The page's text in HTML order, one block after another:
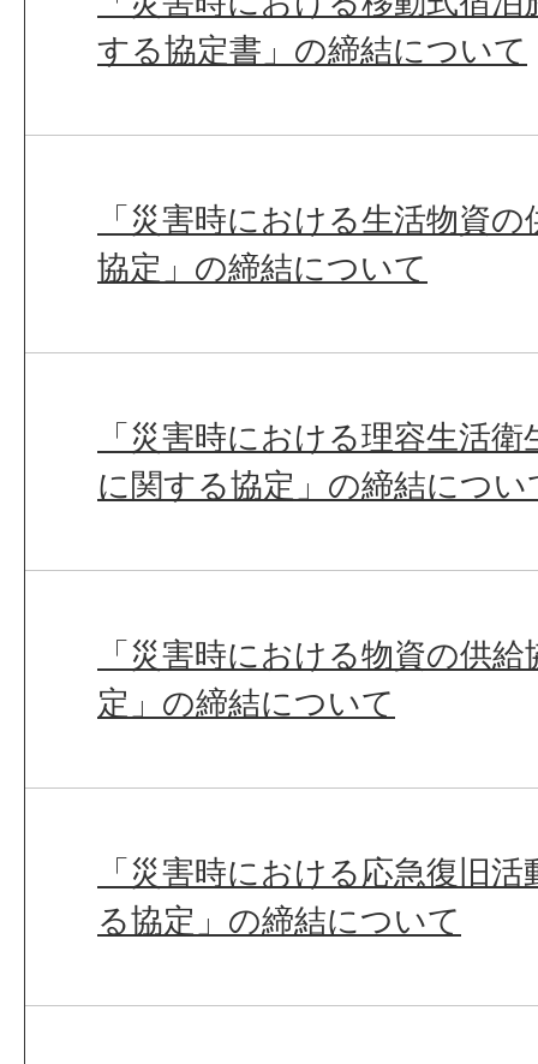
する協定書」の締結について
「災害時における生活物資
協定」の締結について
「災害時における理容生活
に関する協定」の締結につい
「災害時における物資の供
定」の締結について
「災害時における応急復旧
る協定」の締結について